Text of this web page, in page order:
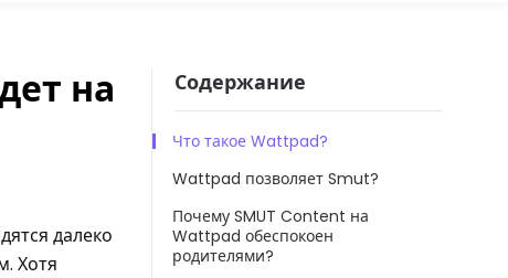
на
далеко
Хотя
Содержание
Что такое Wattpad?
Wattpad позволяет Smut?
Почему SMUT Content на
Wattpad обеспокоен
родителями?